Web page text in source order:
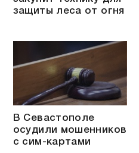
защиты леса от огня
В Севастополе
осудили мошенников
с сим-картами